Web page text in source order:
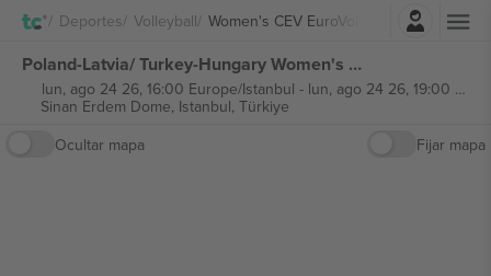
Deportes Volleyball Women's CEV EuroVolley
Iniciar sesión
Poland-Latvia/ Turkey-Hungary Women's CEV EuroVolley entradas
lun, ago 24 26, 16:00 Europe/Istanbul - lun, ago 24 26, 19:00 Europe/Istanbul
Sinan Erdem Dome, Istanbul, Türkiye
Ocultar mapa
Fijar mapa